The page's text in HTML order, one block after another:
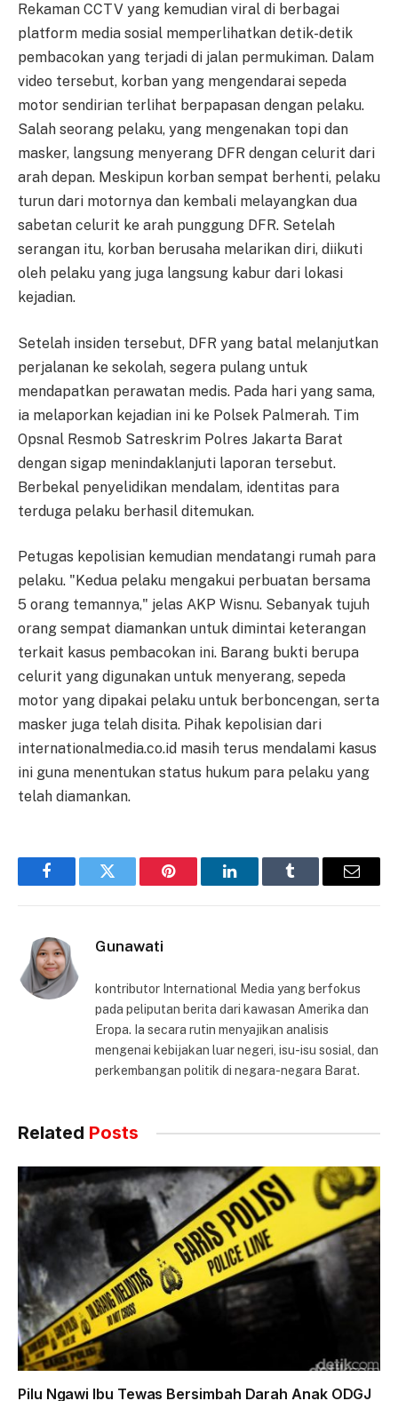
Rekaman CCTV yang kemudian viral di berbagai
platform media sosial memperlihatkan detik-detik
pembacokan yang terjadi di jalan permukiman. Dalam
video tersebut, korban yang mengendarai sepeda
motor sendirian terlihat berpapasan dengan pelaku.
Salah seorang pelaku, yang mengenakan topi dan
masker, langsung menyerang DFR dengan celurit dari
arah depan. Meskipun korban sempat berhenti, pelaku
turun dari motornya dan kembali melayangkan dua
sabetan celurit ke arah punggung DFR. Setelah
serangan itu, korban berusaha melarikan diri, diikuti
oleh pelaku yang juga langsung kabur dari lokasi
kejadian.
Setelah insiden tersebut, DFR yang batal melanjutkan
perjalanan ke sekolah, segera pulang untuk
mendapatkan perawatan medis. Pada hari yang sama,
ia melaporkan kejadian ini ke Polsek Palmerah. Tim
Opsnal Resmob Satreskrim Polres Jakarta Barat
dengan sigap menindaklanjuti laporan tersebut.
Berbekal penyelidikan mendalam, identitas para
terduga pelaku berhasil ditemukan.
Petugas kepolisian kemudian mendatangi rumah para
pelaku. "Kedua pelaku mengakui perbuatan bersama
5 orang temannya," jelas AKP Wisnu. Sebanyak tujuh
orang sempat diamankan untuk dimintai keterangan
terkait kasus pembacokan ini. Barang bukti berupa
celurit yang digunakan untuk menyerang, sepeda
motor yang dipakai pelaku untuk berboncengan, serta
masker juga telah disita. Pihak kepolisian dari
internationalmedia.co.id masih terus mendalami kasus
ini guna menentukan status hukum para pelaku yang
telah diamankan.
FacebookTwitter Pinterest LinkedInTumblr Email
Gunawati
kontributor International Media yang berfokus
pada peliputan berita dari kawasan Amerika dan
Eropa. Ia secara rutin menyajikan analisis
mengenai kebijakan luar negeri, isu-isu sosial, dan
perkembangan politik di negara-negara Barat.
Related Posts
Pilu Ngawi Ibu Tewas Bersimbah Darah Anak ODGJ